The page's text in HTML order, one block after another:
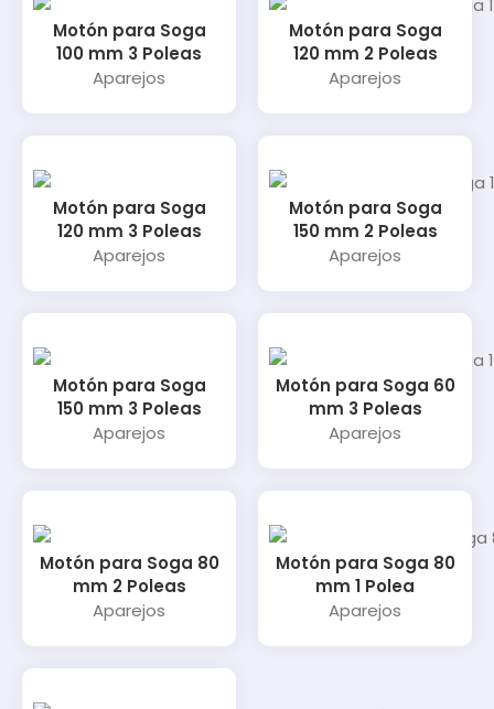
Motón para Soga
100 mm 3 Poleas
Aparejos
Motón para Soga
120 mm 2 Poleas
Aparejos
Motón para Soga
120 mm 3 Poleas
Aparejos
Motón para Soga
150 mm 2 Poleas
Aparejos
Motón para Soga
150 mm 3 Poleas
Aparejos
Motón para Soga 60
mm 3 Poleas
Aparejos
Motón para Soga 80
mm 2 Poleas
Aparejos
Motón para Soga 80
mm 1 Polea
Aparejos